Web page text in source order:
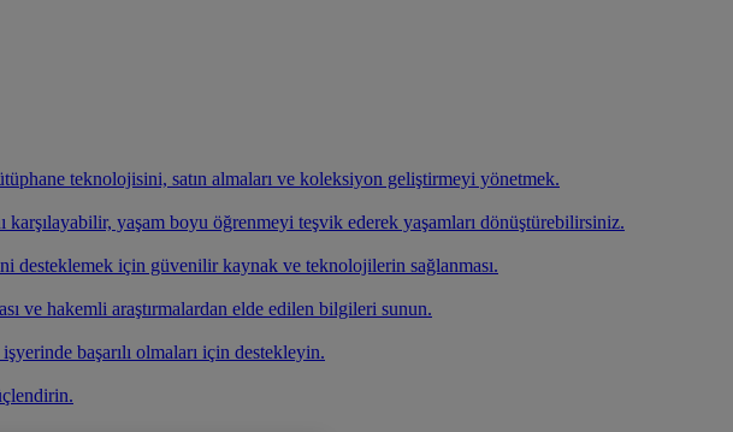
teknolojisini, satın almaları ve koleksiyon geliştirmeyi yönetmek.
karşılayabilir, yaşam boyu öğrenmeyi teşvik ederek yaşamları dönüştürebilirsiniz.
desteklemek için güvenilir kaynak ve teknolojilerin sağlanması.
ve hakemli araştırmalardan elde edilen bilgileri sunun.
başarılı olmaları için destekleyin.